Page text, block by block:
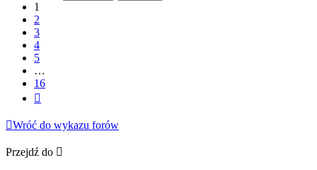
1
2
3
4
5
…
16
Wróć do wykazu forów
Przejdź do